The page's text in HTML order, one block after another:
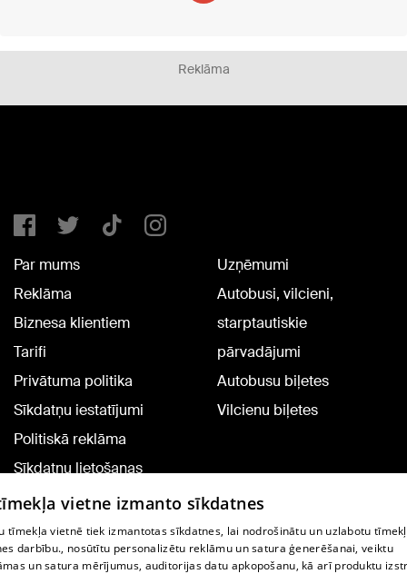
Reklāma
Par mums
Reklāma
Biznesa klientiem
Tarifi
Privātuma politika
Sīkdatņu iestatījumi
Politiskā reklāma
Sīkdatņu lietošanas
noteikumi
Komentāru pievienošana
Uzņēmumi
Autobusi, vilcieni,
starptautiskie
pārvadājumi
Autobusu biļetes
Vilcienu biļetes
TV programma
vietne izmanto sīkdatnes
tīmekļa vietnē tiek izmantotas sīkdatnes, lai nodrošinātu un uzlabotu
darbību., nosūtītu personalizētu reklāmu un satura ģenerēšanai, veiktu
un satura mērījumus, auditorijas datu apkopošanu, kā arī produktu